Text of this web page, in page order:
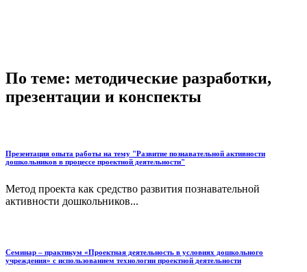
По теме: методические разработки,
презентации и конспекты
Презентация опыта работы на тему "Развитие познавательной активности
дошкольников в процессе проектной деятельности"
Метод проекта как средство развития познавательной
активности дошкольников...
Семинар – практикум «Проектная деятельность в условиях дошкольного
учреждения» с использованием технологии проектной деятельности